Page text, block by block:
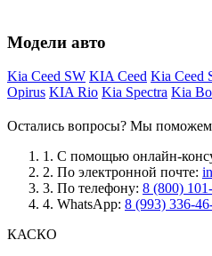
Модели авто
Kia Ceed SW KIA Ceed Kia Ceed
Opirus KIA Rio Kia Spectra Kia
Остались вопросы? Мы
1. С помощью онлайн-
2. По электронной почте:
3. По телефону: 8 (800)
4. WhatsApp: 8 (993) 336-
КАСКО